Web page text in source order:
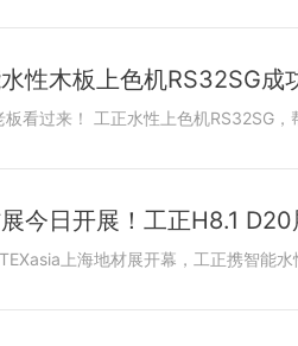
性木板上色机RS32SG成
今日开展！工正H8.1